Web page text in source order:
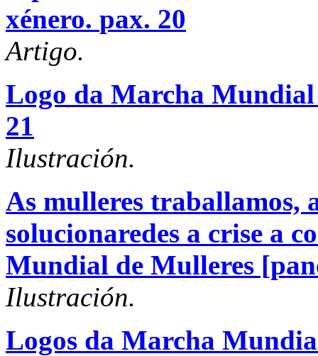
xénero. pax. 20
Artigo.
Logo da Marcha
21
Ilustración.
As mulleres traballamos,
solucionaredes a crise a
Mundial de Mulleres
Ilustración.
Logos da Marcha